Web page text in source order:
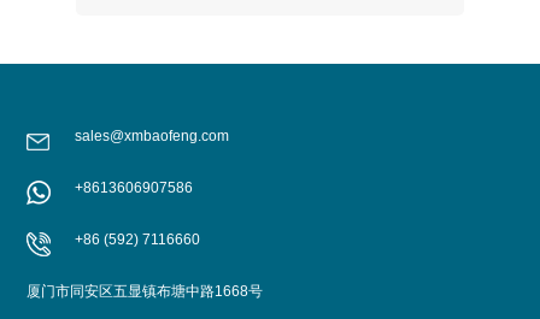
sales@xmbaofeng.com
+8613606907586
+86 (592) 7116660
厦门市同安区五显镇布塘中路1668号